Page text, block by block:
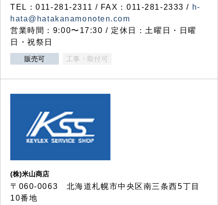
TEL：011-281-2311 / FAX：011-281-2333 / h-
hata@hatakanamonoten.com
営業時間：9:00〜17:30 / 定休日：土曜日・日曜
日・祝祭日
販売可 工事・取付可
(株)米山商店
〒060-0063 北海道札幌市中央区南三条西5丁目
10番地